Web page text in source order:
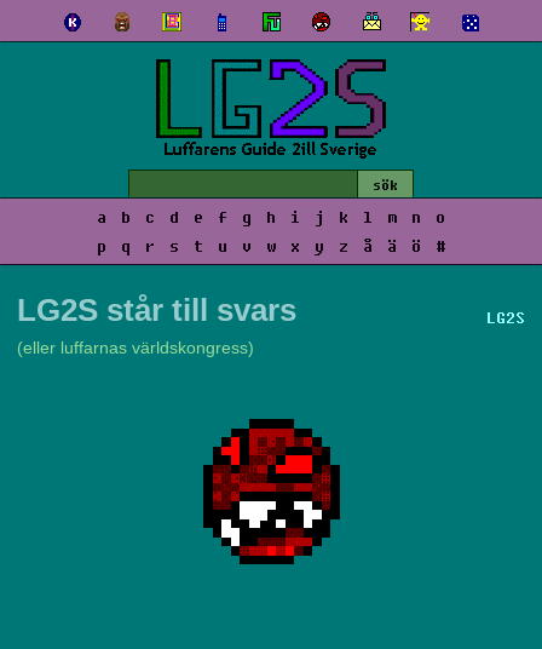
a b c d e f g h i j k l m n
o
p
q r s t u v w x y z å ä ö #
LG2S
LG2S står till svars
(eller luffarnas världskongress)